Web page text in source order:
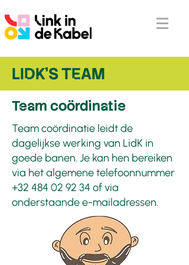
LIDK'S TEAM
Team coördinatie
Team coördinatie leidt de
dagelijkse werking van LidK in
goede banen. Je kan hen bereiken
via het algemene telefoonnummer
+32 484 02 92 34 of via
onderstaande e-mailadressen.